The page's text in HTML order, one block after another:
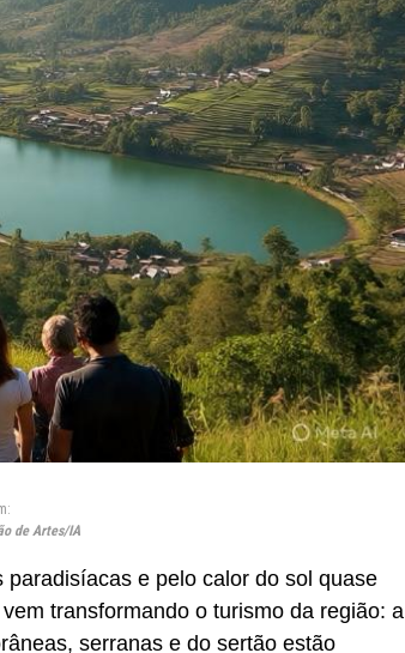
de Artes/IA
e pelo calor do sol quase
transformando o turismo da região: a
serranas e do sertão estão